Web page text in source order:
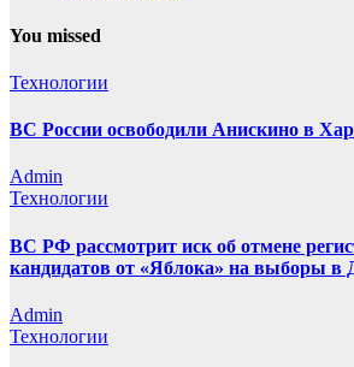
You missed
Технологии
ВС России освободили Анискино в
Admin
Технологии
ВС РФ рассмотрит иск об отмене
кандидатов от «Яблока» на выборы в
Admin
Технологии